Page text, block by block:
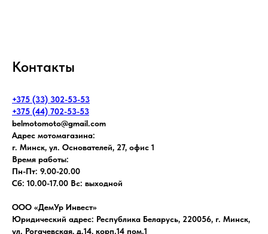
Контакты
+375 (33) 302-53-53
+375 (44) 702-53-53
belmotomoto@gmail.com
Адрес мотомагазина:
г. Минск, ул. Основателей, 27, офис 1
Время работы:
Пн-Пт: 9.00-20.00
Сб: 10.00-17.00 Вс: выходной
ООО «ДемУр Инвест»
Юридический адрес: Республика Беларусь, 220056, г. Минск,
ул. Рогачевская, д.14, корп.14 пом.1